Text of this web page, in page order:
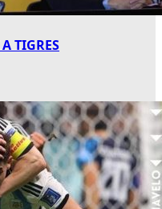
TIGRES